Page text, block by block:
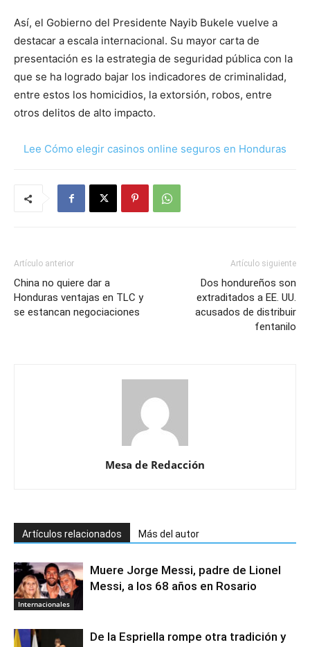
Así, el Gobierno del Presidente Nayib Bukele vuelve a
destacar a escala internacional. Su mayor carta de
presentación es la estrategia de seguridad pública con la
que se ha logrado bajar los indicadores de criminalidad,
entre estos los homicidios, la extorsión, robos, entre
otros delitos de alto impacto.
Lee Cómo elegir casinos online seguros en Honduras
Artículo anterior
China no quiere dar a
Honduras ventajas en TLC y
se estancan negociaciones
Artículo siguiente
Dos hondureños son
extraditados a EE. UU.
acusados de distribuir
fentanilo
Mesa de Redacción
Artículos relacionados Más del autor
Internacionales
Muere Jorge Messi, padre de Lionel
Messi, a los 68 años en Rosario
De la Espriella rompe otra tradición y